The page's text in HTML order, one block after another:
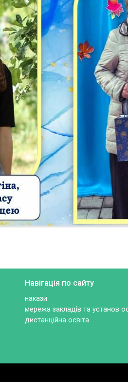
Навігація по сайту
накази
мережа закладів та установ
дистанційна освіта